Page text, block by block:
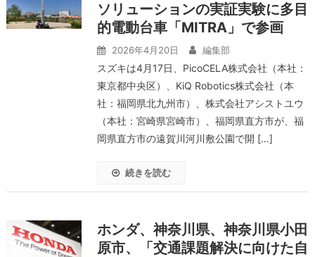
ソリューションの実証実験に多目
的電動台車「MITRA」で参画
2026年4月20日 編集部
スズキは4月17日、PicoCELA株式会社（本社：
東京都中央区）、KiQ Robotics株式会社（本
社：福岡県北九州市）、株式会社アシストユウ
（本社：宮崎県宮崎市）、福岡県直方市が、福
岡県直方市の遠賀川河川敷公園で開 […]
続きを読む
ホンダ、神奈川県、神奈川県小田
原市、「交通課題解決に向けた自